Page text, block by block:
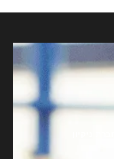
ניקיון